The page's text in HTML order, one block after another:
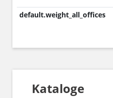
default.weight_all_offices
Kataloge